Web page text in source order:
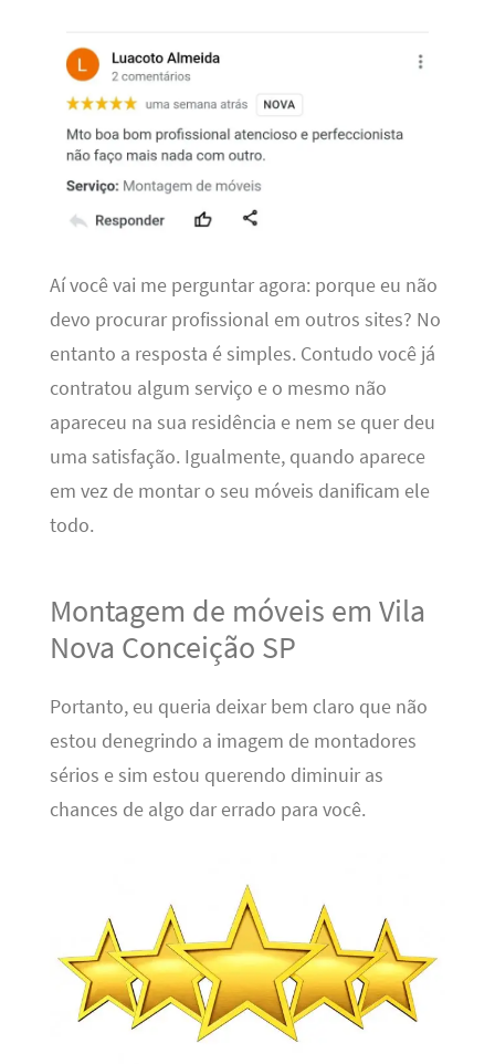
Aí você vai me perguntar agora: porque eu não
devo procurar profissional em outros sites? No
entanto a resposta é simples. Contudo você já
contratou algum serviço e o mesmo não
apareceu na sua residência e nem se quer deu
uma satisfação. Igualmente, quando aparece
em vez de montar o seu móveis danificam ele
todo.
Montagem de móveis em Vila
Nova Conceição SP
Portanto, eu queria deixar bem claro que não
estou denegrindo a imagem de montadores
sérios e sim estou querendo diminuir as
chances de algo dar errado para você.